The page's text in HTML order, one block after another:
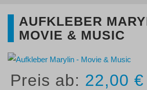
AUFKLEBER
MOVIE & MUSIC
22,00 €